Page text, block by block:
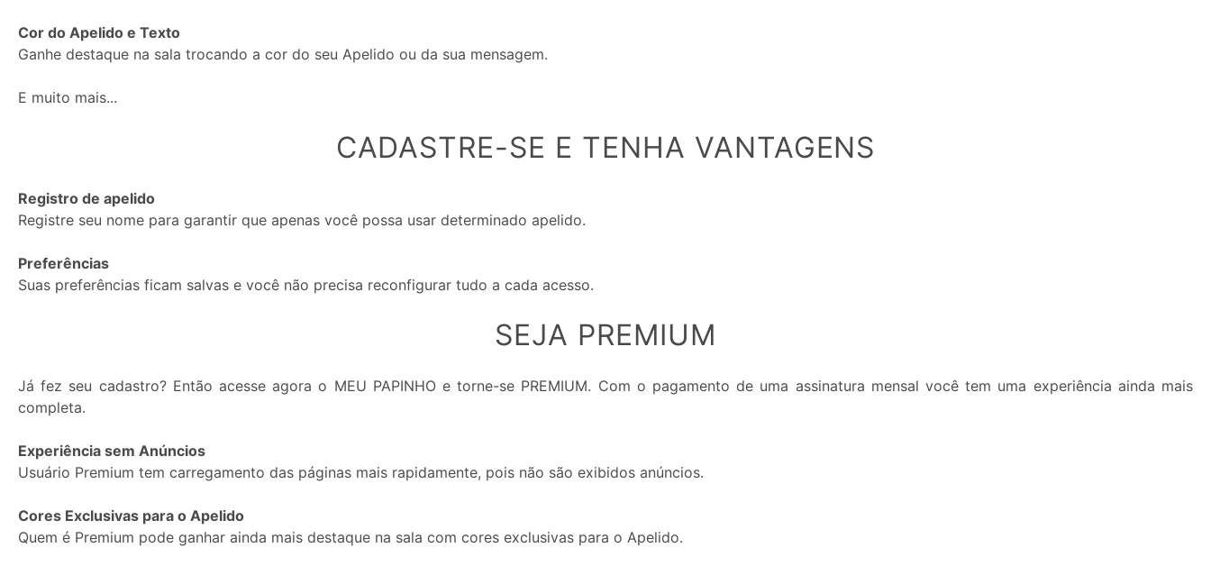
de
Janela
Status:
Cor do Apelido e Texto
Ganhe destaque na sala trocando a cor do seu Apelido ou da sua mensagem.
E muito mais...
CADASTRE-SE E TENHA VANTAGENS
Registro de apelido
Registre seu nome para garantir que apenas você possa usar determinado apelido.
Preferências
Suas preferências ficam salvas e você não precisa reconfigurar tudo a cada acesso.
SEJA PREMIUM
Já fez seu cadastro? Então acesse agora o MEU PAPINHO e torne-se PREMIUM. Com o pagamento de uma assinatura mensal você tem uma experiência ainda mais
completa.
Experiência sem Anúncios
Usuário Premium tem carregamento das páginas mais rapidamente, pois não são exibidos anúncios.
Cores Exclusivas para o Apelido
Quem é Premium pode ganhar ainda mais destaque na sala com cores exclusivas para o Apelido.